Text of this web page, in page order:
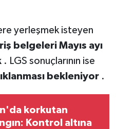
yerleşmek isteyen
belgeleri Mayıs ayı
. LGS sonuçlarının ise
bekleniyor.
korkutan
Kontrol altına